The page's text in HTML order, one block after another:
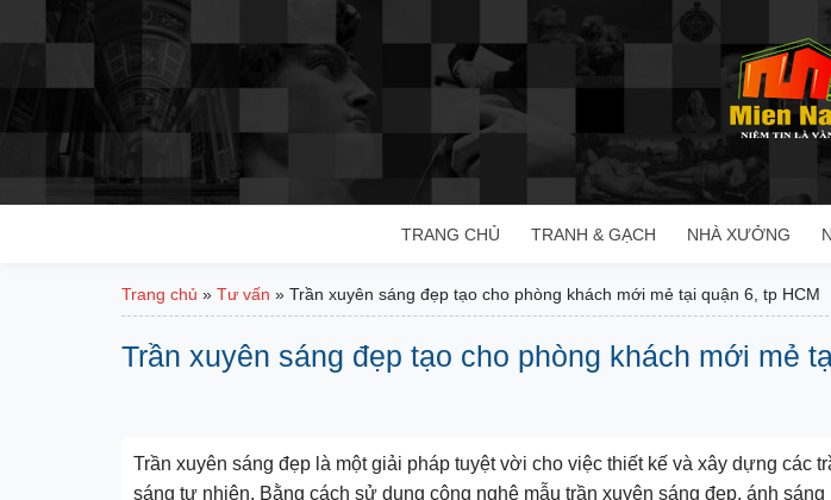
qua
TRANG CHỦ TRANH & GẠCH NHÀ XƯỞNG
Trang chủ » Tư vấn » Trần xuyên sáng đẹp tạo cho phòng khách mới mẻ tại quận 6, tp HCM
Trần xuyên sáng đẹp tạo cho phòng khách mới mẻ
Trần xuyên sáng đẹp là một giải pháp tuyệt vời cho việc thiết kế và xây dựng các
sáng tự nhiên. Bằng cách sử dụng công nghệ mẫu trần xuyên sáng đẹp, ánh